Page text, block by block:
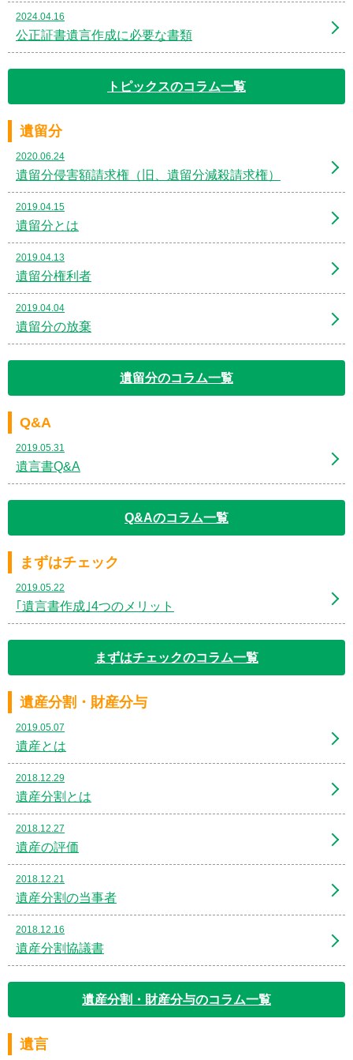
2024.04.16
公正証書遺言作成に必要な書類
トピックスのコラム一覧
遺留分
2020.06.24
遺留分侵害額請求権（旧、遺留分減殺請求権）
2019.04.15
遺留分とは
2019.04.13
遺留分権利者
2019.04.04
遺留分の放棄
遺留分のコラム一覧
Q&A
2019.05.31
遺言書Q&A
Q&Aのコラム一覧
まずはチェック
2019.05.22
｢遺言書作成｣4つのメリット
まずはチェックのコラム一覧
遺産分割・財産分与
2019.05.07
遺産とは
2018.12.29
遺産分割とは
2018.12.27
遺産の評価
2018.12.21
遺産分割の当事者
2018.12.16
遺産分割協議書
遺産分割・財産分与のコラム一覧
遺言